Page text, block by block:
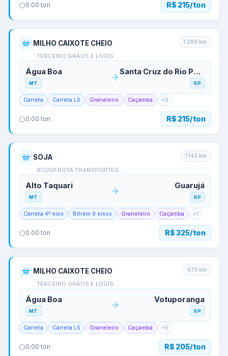
0.00 ton R$ 215/ton
MILHO CAIXOTE CHEIO
TERCEIRO GRÃOS E LOGÍS…
1.289 km
Água Boa
MT
Santa Cruz do Rio Pardo
SP
Carreta Carreta LS Graneleiro Caçamba +5
0.00 ton R$ 215/ton
SOJA
RODOFROTA TRANSPORTES…
1.143 km
Alto Taquari
MT
Guarujá
SP
Carreta 4º eixo Bitrem 9 eixos Graneleiro Caçamba +1
0.00 ton R$ 325/ton
MILHO CAIXOTE CHEIO
TERCEIRO GRÃOS E LOGÍS…
973 km
Água Boa
MT
Votuporanga
SP
Carreta Carreta LS Graneleiro Caçamba +5
0.00 ton R$ 205/ton